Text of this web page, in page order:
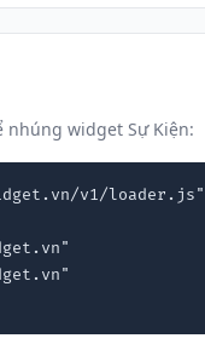
nhúng widget Sự Kiện:
v1/loader.js"